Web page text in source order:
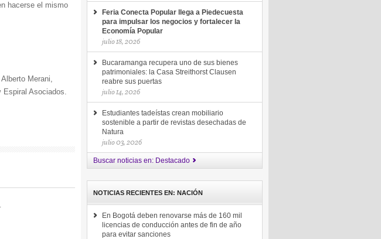
hacerse el mismo
Merani,
Espiral Asociados.
Feria Conecta Popular llega a Piedecuesta
para impulsar los negocios y fortalecer la
Economía Popular
julio 18, 2026
Bucaramanga recupera uno de sus bienes
patrimoniales: la Casa Streithorst Clausen
reabre sus puertas
julio 14, 2026
Estudiantes tadeístas crean mobiliario
sostenible a partir de revistas desechadas de
Natura
julio 03, 2026
Buscar noticias en: Destacado
NOTICIAS RECIENTES EN: NACIÓN
En Bogotá deben renovarse más de 160 mil
licencias de conducción antes de fin de año
para evitar sanciones